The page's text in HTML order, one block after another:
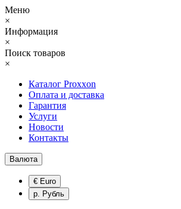
Меню
×
Информация
×
Поиск товаров
×
Каталог Proxxon
Оплата и доставка
Гарантия
Услуги
Новости
Контакты
Валюта
€ Euro
р. Рубль